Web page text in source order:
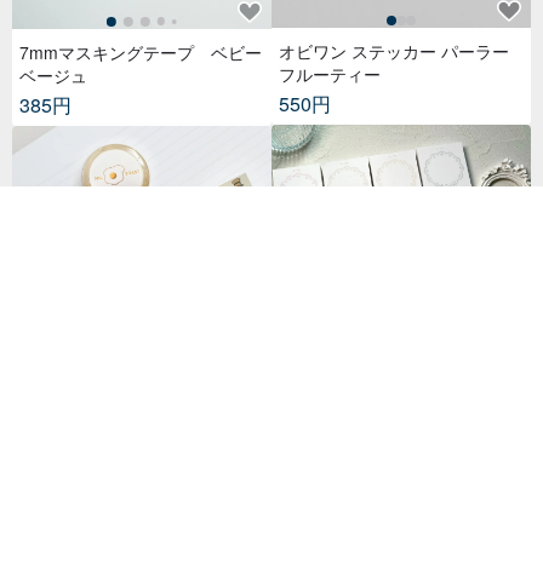
7mmマスキングテープ ベビー
ベージュ
385円
オビワン ステッカー パーラー
フルーティー
550円